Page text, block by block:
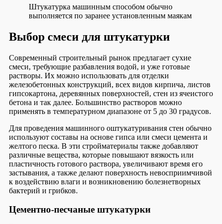
Штукатурка машинным способом обычно
выполняется по заранее установленным маякам
Выбор смеси для штукатурки
Современный строительный рынок предлагает сухие
смеси, требующие разбавления водой, и уже готовые
растворы. Их можно использовать для отделки
железобетонных конструкций, всех видов кирпича, листов
гипсокартона, деревянных поверхностей, стен из ячеистого
бетона и так далее. Большинство растворов можно
применять в температурном диапазоне от 5 до 30 градусов.
Для проведения машинного оштукатуривания стен обычно
используют составы на основе гипса или смеси цемента и
желтого песка. В эти стройматериалы также добавляют
различные вещества, которые повышают вязкость или
пластичность готового раствора, увеличивают время его
застывания, а также делают поверхность невосприимчивой
к воздействию влаги и возникновению болезнетворных
бактерий и грибков.
Цементно-песчаные штукатурки